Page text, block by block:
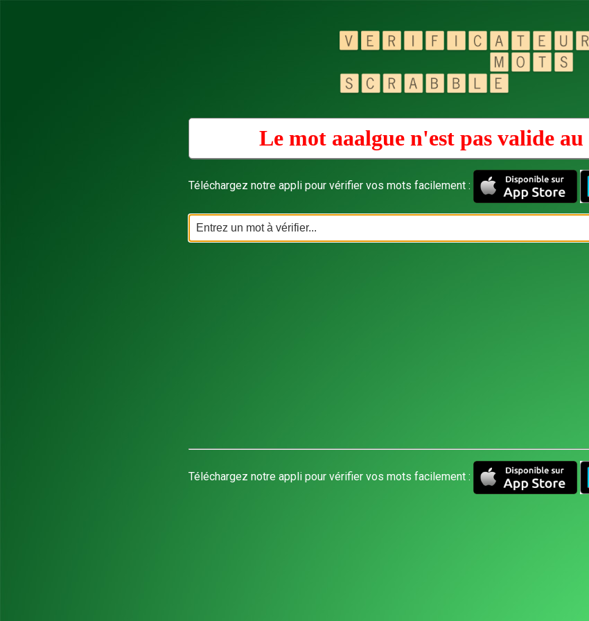
Le mot aaalgue n'est pas valide au
Téléchargez notre appli pour vérifier vos mots facilement :
Téléchargez notre appli pour vérifier vos mots facilement :